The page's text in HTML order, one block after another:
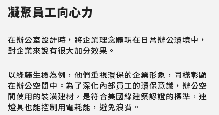
凝聚員工向心力
在辦公室設計時，將企業理念體現在日常辦公環境中，
對企業來說有很大加分效果。
以綠藤生機為例，他們重視環保的企業形象，同樣彰顯
在辦公空間中。為了深化內部員工的環保意識，辦公空
間使用的裝潢建材，是符合美國綠建築認證的標準，連
燈具也能控制用電耗能，避免浪費。